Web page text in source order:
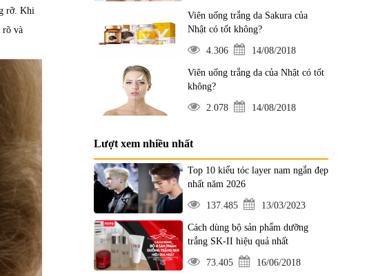
rỡ. Khi
rõ và
Viên uống trắng da Sakura của
Nhật có tốt không?
4.306 14/08/2018
Viên uống trắng da của Nhật có tốt
không?
2.078 14/08/2018
Lượt xem nhiều nhất
Top 10 kiểu tóc layer nam ngắn đẹp
nhất năm 2026
137.485 13/03/2023
Cách dùng bộ sản phẩm dưỡng
trắng SK-II hiệu quả nhất
73.405 16/06/2018